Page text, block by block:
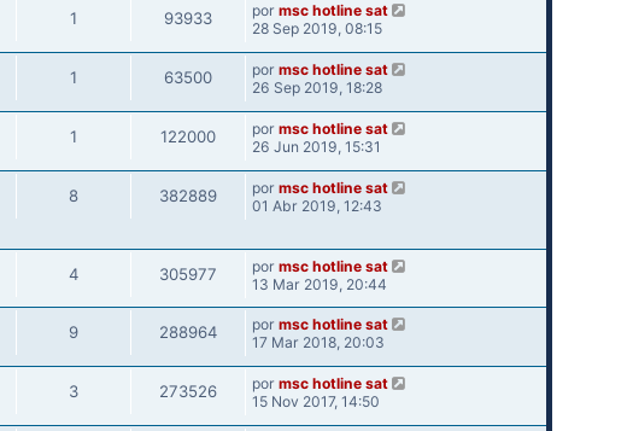
1 93933 por msc hotline sat
28 Sep 2019, 08:15
1 63500 por msc hotline sat
26 Sep 2019, 18:28
1 122000 por msc hotline sat
26 Jun 2019, 15:31
8 382889 por msc hotline sat
01 Abr 2019, 12:43
4 305977 por msc hotline sat
13 Mar 2019, 20:44
9 288964 por msc hotline sat
17 Mar 2018, 20:03
3 273526 por msc hotline sat
15 Nov 2017, 14:50